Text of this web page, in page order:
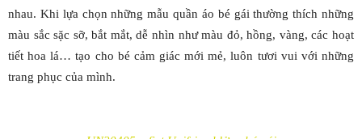
nhau. Khi lựa chọn những mẫu quần áo bé gái thường thích những
màu sắc sặc sỡ, bắt mắt, dễ nhìn như màu đỏ, hồng, vàng, các hoạt
tiết hoa lá… tạo cho bé cảm giác mới mẻ, luôn tươi vui với những
trang phục của mình.